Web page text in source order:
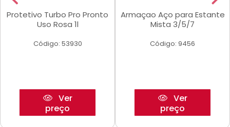
Protetivo Turbo Pro Pronto
Uso Rosa 1l
Código: 53930
Ver
preço
Armaçao Aço para Estante
Mista 3/5/7
Código: 9456
Ver
preço